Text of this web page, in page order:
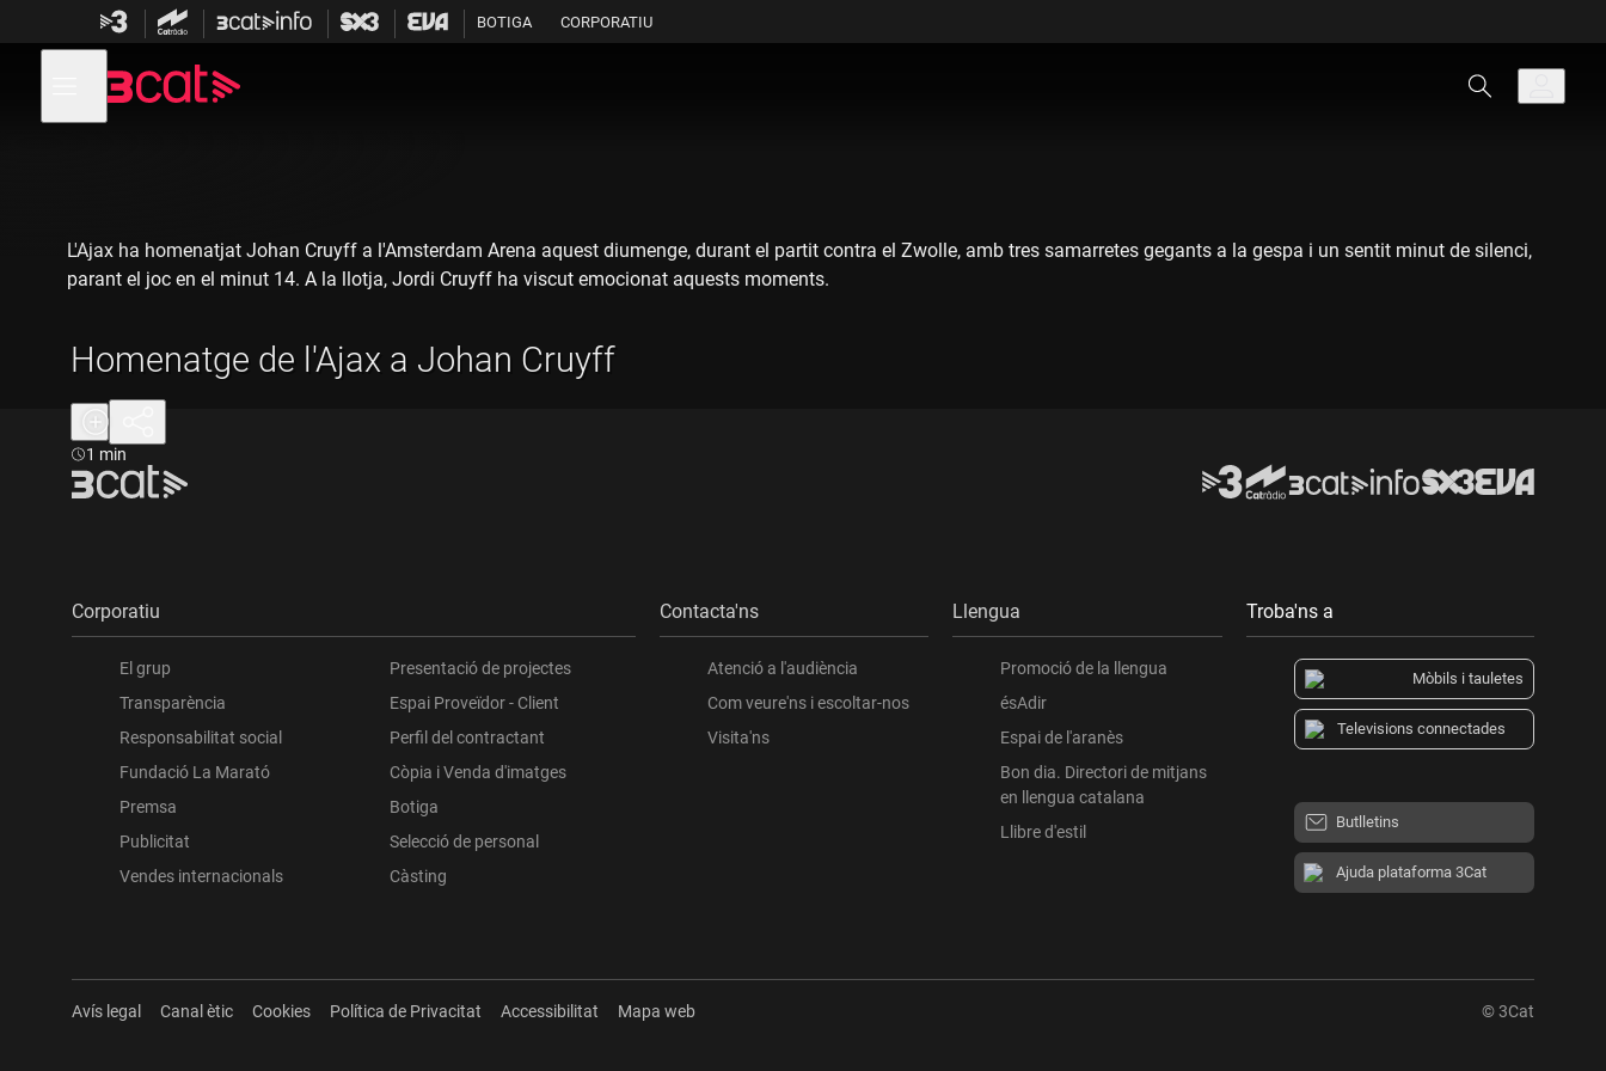
contingut
BOTIGA CORPORATIU
menú
de
Homenatge de l'Ajax a Johan Cruyff
Durada:
1 min
L'Ajax ha homenatjat Johan Cruyff a l'Amsterdam Arena aquest diumenge, durant el partit contra el Zwolle, amb tres samarretes gegants a la gespa i un sentit minut de silenci,
parant el joc en el minut 14. A la llotja, Jordi Cruyff ha viscut emocionat aquests moments.
Corporatiu
El grup
Transparència
Responsabilitat social
Fundació La Marató
Premsa
Publicitat
Vendes internacionals
Presentació de projectes
Espai Proveïdor - Client
Perfil del contractant
Còpia i Venda d'imatges
Botiga
Selecció de personal
Càsting
Contacta'ns
Atenció a l'audiència
Com veure'ns i escoltar-nos
Visita'ns
Llengua
Promoció de la llengua
ésAdir
Espai de l'aranès
Bon dia. Directori de mitjans
en llengua catalana
Llibre d'estil
Troba'ns a
Mòbils i tauletes
Televisions connectades
Butlletins
Ajuda plataforma 3Cat
Avís legal Canal ètic Cookies Política de Privacitat Accessibilitat Mapa web © 3Cat